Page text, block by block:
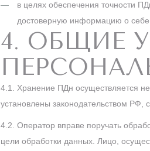
в целях обеспечения точности
достоверную информацию о
4. ОБЩИЕ
4.1. Хранение ПДн осуществляется
установлены законодательством РФ,
4.2. Оператор вправе поручать
цели обработки данных. Лицо,